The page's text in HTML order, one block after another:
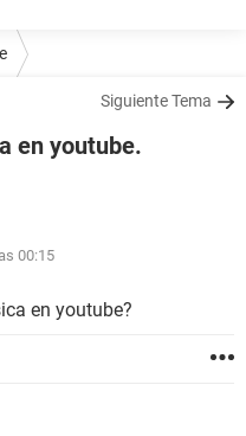
Siguiente Tema
en youtube.
00:15
en youtube?